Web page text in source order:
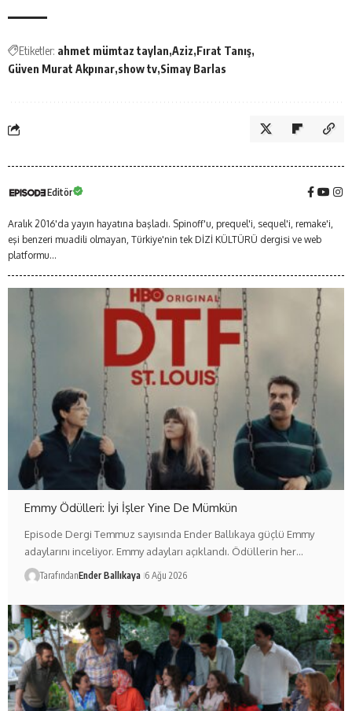
Etiketler: ahmet mümtaz taylan Aziz Fırat Tanış
Güven Murat Akpınar show tv Simay Barlas
Editör
Aralık 2016'da yayın hayatına başladı. Spinoff'u, prequel'i, sequel'i, remake'i,
eşi benzeri muadili olmayan, Türkiye'nin tek DİZİ KÜLTÜRÜ dergisi ve web
platformu...
Emmy Ödülleri: İyi İşler Yine De Mümkün
Episode Dergi Temmuz sayısında Ender Ballıkaya güçlü Emmy
adaylarını inceliyor. Emmy adayları açıklandı. Ödüllerin her…
TarafındanEnder Ballıkaya 6 Ağu 2026